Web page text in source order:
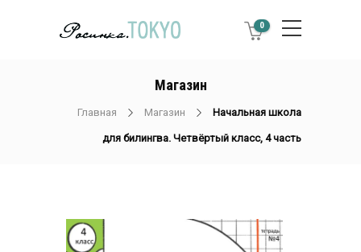
0
Магазин
Главная Магазин Начальная школа
для билингва. Четвёртый класс, 4 часть